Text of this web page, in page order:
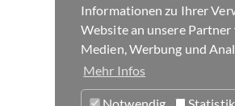
Informationen zu Ihrer
Website an unsere Partner
Medien, Werbung und
Mehr Infos
Notwendig